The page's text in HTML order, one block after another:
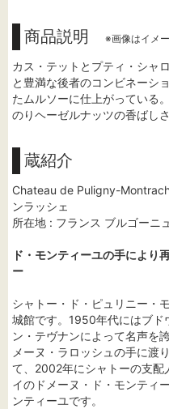
商品説明 ※画像はイメ
カス・テットとプティ・シャ
と豊満な後者のコンビネーシ
たムルソーに仕上がっている
のりヘーゼルナッツの香ばし
蔵紹介
Chateau de Puligny-
ンラッシェ
所在地 : フランス ブルゴーニュ
ド・モンティーユの手により
ー
シャトー・ド・ピュリニー・
城館です。1950年代にはブド
ン・テヴナンによって名声を
メーヌ・ラロッシュの手に渡
て、2002年にシャトーの支配
イのドメーヌ・ド・モンティ
ンティーユです。